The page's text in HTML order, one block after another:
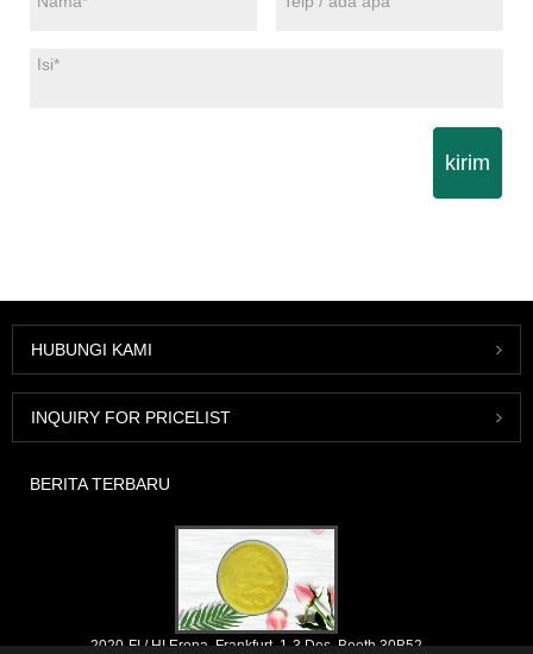
kirim
HUBUNGI KAMI
INQUIRY FOR PRICELIST
BERITA TERBARU
2020-FI / HI Eropa, Frankfurt, 1-3 Des, Booth 30B52